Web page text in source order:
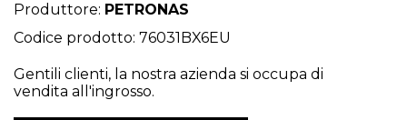
Produttore: PETRONAS
Codice prodotto: 76031BX6EU
Gentili clienti, la nostra azienda si occupa di
vendita all'ingrosso.